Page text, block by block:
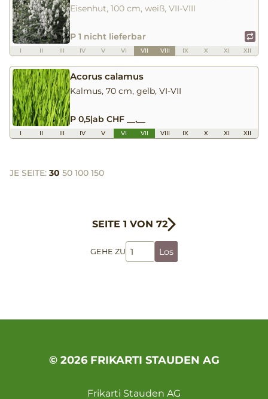
Eisenhut, 100 cm, weiß, VII-VIII
P 1 nicht lieferbar
I II III IV V VI VII VIII IX X XI XII
Acorus calamus
Kalmus, 70 cm, gelb, VI-VII
P 0,5|ab CHF __,__
I II III IV V VI VII VIII IX X XI XII
JE SEITE: 30 50 100 150
SEITE 1 VON 72
GEHE ZU Los
© 2026 FRIKARTI STAUDEN AG
Frikarti Stauden AG